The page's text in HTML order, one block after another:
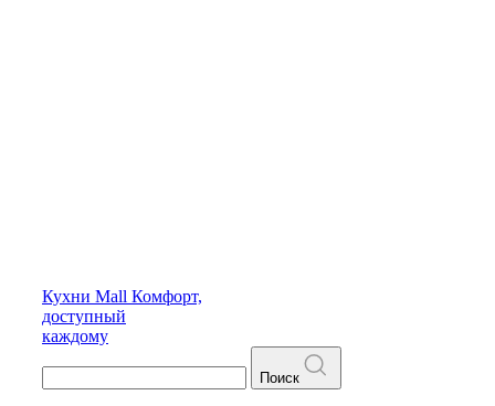
Кухни Mall Комфорт,
доступный
каждому
Поиск